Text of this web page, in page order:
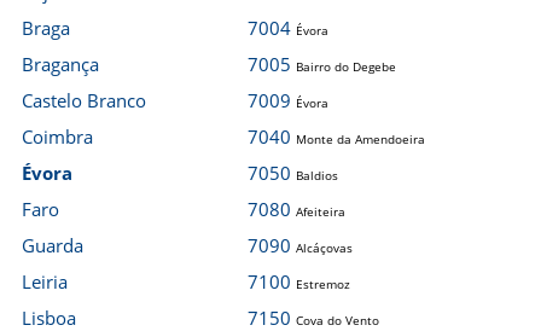
Braga
Bragança
Castelo Branco
Coimbra
Évora
Faro
Guarda
Leiria
Lisboa
7004 Évora
7005 Bairro do Degebe
7009 Évora
7040 Monte da Amendoeira
7050 Baldios
7080 Afeiteira
7090 Alcáçovas
7100 Estremoz
7150 Cova do Vento